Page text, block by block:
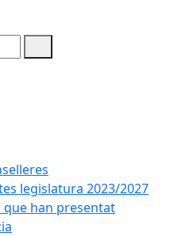
legislatura 2023/2027
que han presentat